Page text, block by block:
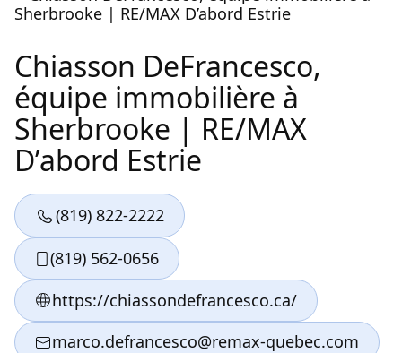
Chiasson DeFrancesco,
équipe immobilière à
Sherbrooke | RE/MAX
D’abord Estrie